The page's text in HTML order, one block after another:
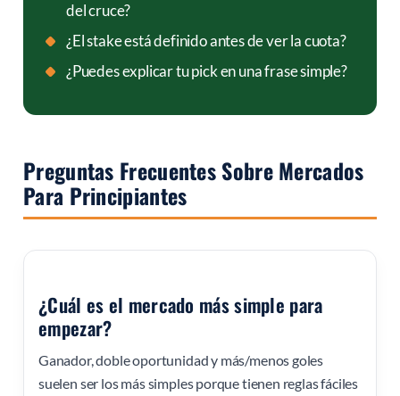
del cruce?
¿El stake está definido antes de ver la cuota?
¿Puedes explicar tu pick en una frase simple?
Preguntas Frecuentes Sobre Mercados
Para Principiantes
¿Cuál es el mercado más simple para
empezar?
Ganador, doble oportunidad y más/menos goles
suelen ser los más simples porque tienen reglas fáciles